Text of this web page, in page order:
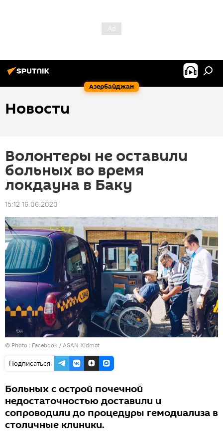
Азербайджан
Новости
Волонтеры не оставили
больных во время
локдауна в Баку
15:12 16.06.2020
© Photo : Facebook / ASAN Xidmət
Подписаться
Больных с острой почечной
недостаточностью доставили и
сопроводили до процедуры гемодиализа в
столичные клиники.